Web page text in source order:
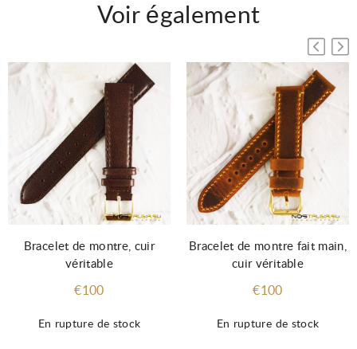
Voir également
En rupture de stock
Bracelet de montre, cuir
véritable
€100
En rupture de stock
Bracelet de montre fait main,
cuir véritable
€100